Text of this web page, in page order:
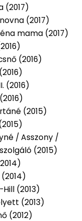
(2017)
(2017)
mama (2017)
(2016)
(2016)
(2015)
/ Asszony /
(2015)
(2013)
(2013)
(2012)